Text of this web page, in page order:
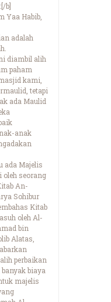
b]
Yaa Habib,
adalah
diambil alih
paham
kami,
tetapi
ada Maulid
anak
ada Majelis
oleh seorang
An-
Sohibur
Kitab
oleh Al-
bin
Alatas,
perbaikan
biaya
majelis